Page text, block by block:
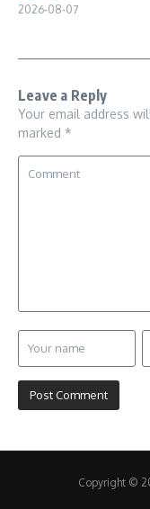
2026-08-07
Leave a Reply
Your email address
marked *
Copyright ©